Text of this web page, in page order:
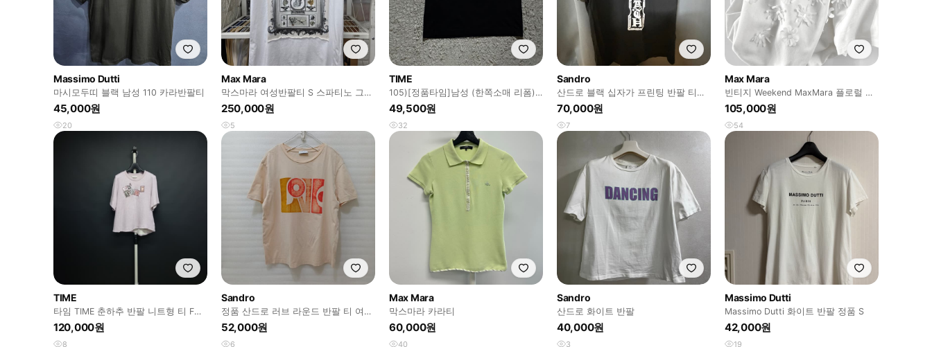
Massimo Dutti
마시모두띠 블랙 남성 110 카라반팔티
45,000원
20
Max Mara
막스마라 여성반팔티 S 스파티노 그래
픽 반팔티셔츠 WN18
250,000원
5
TIME
105)[정품타임]남성 (한쪽소매 리폼)
반팔 티셔츠
49,500원
32
Sandro
산드로 블랙 십자가 프린팅 반팔 티셔
츠
70,000원
7
Max Mara
빈티지 Weekend MaxMara 플로럴 아
플리케 티셔츠
105,000원
54
TIME
타임 TIME 춘하추 반팔 니트형 티 F
33-66
120,000원
8
Sandro
정품 산드로 러브 라운드 반팔 티 여성
M 얇음 사랑봉봉
52,000원
6
Max Mara
막스마라 카라티
60,000원
40
Sandro
산드로 화이트 반팔
40,000원
3
Massimo Dutti
Massimo Dutti 화이트 반팔 정품 S
42,000원
19